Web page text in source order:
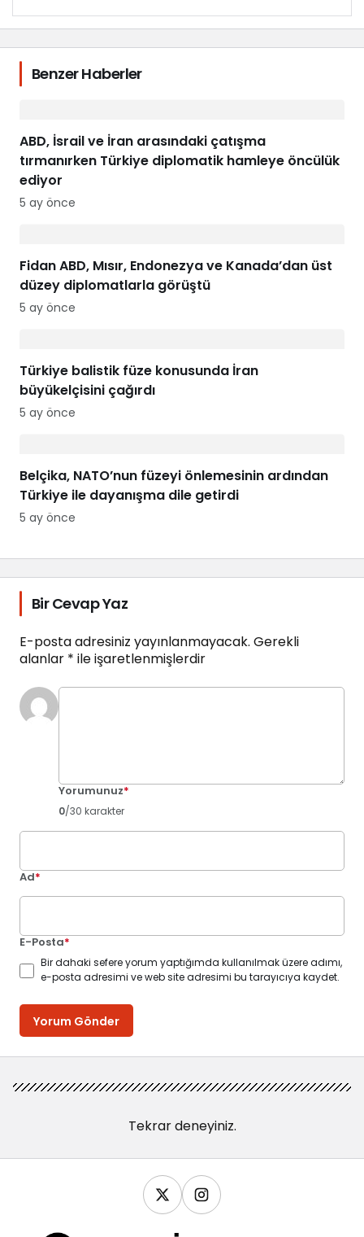
Benzer Haberler
ABD, İsrail ve İran arasındaki çatışma
tırmanırken Türkiye diplomatik hamleye öncülük
ediyor
5 ay önce
Fidan ABD, Mısır, Endonezya ve Kanada’dan üst
düzey diplomatlarla görüştü
5 ay önce
Türkiye balistik füze konusunda İran
büyükelçisini çağırdı
5 ay önce
Belçika, NATO’nun füzeyi önlemesinin ardından
Türkiye ile dayanışma dile getirdi
5 ay önce
Bir Cevap Yaz
E-posta adresiniz yayınlanmayacak. Gerekli
alanlar * ile işaretlenmişlerdir
Yorumunuz*
0/30 karakter
Ad*
E-Posta*
Bir dahaki sefere yorum yaptığımda kullanılmak üzere adımı,
e-posta adresimi ve web site adresimi bu tarayıcıya kaydet.
Yorum Gönder
Tekrar deneyiniz.